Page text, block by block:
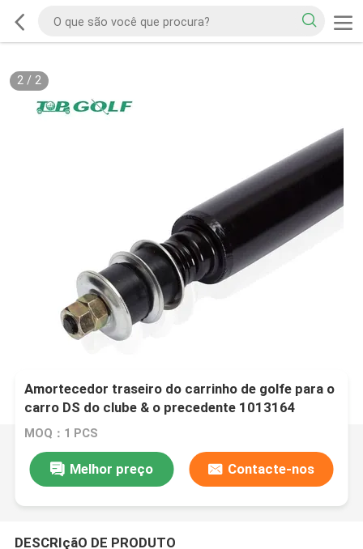
2/ 2
Amortecedor traseiro do carrinho de golfe para o
carro DS do clube & o precedente 1013164
MOQ：1 PCS
Melhor preço Contacte-nos
DESCRIçãO DE PRODUTO